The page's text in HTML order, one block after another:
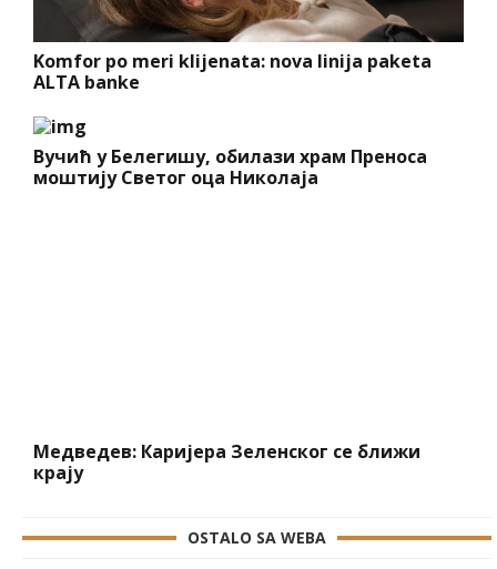
Komfor po meri klijenata: nova linija paketa
ALTA banke
Вучић у Белегишу, обилази храм Преноса
моштију Светог оца Николаја
Медведев: Каријера Зеленског се ближи
крају
OSTALO SA WEBA